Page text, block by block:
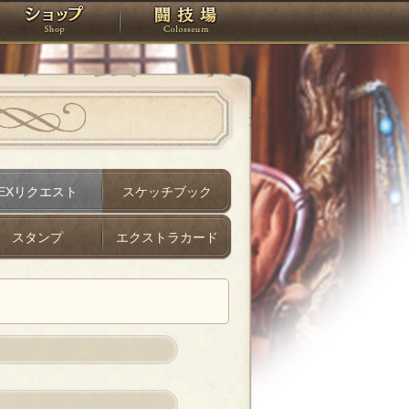
タジオ ショップ 闘技場
リクエスト スケッチブック
スタンプ エクストラカード